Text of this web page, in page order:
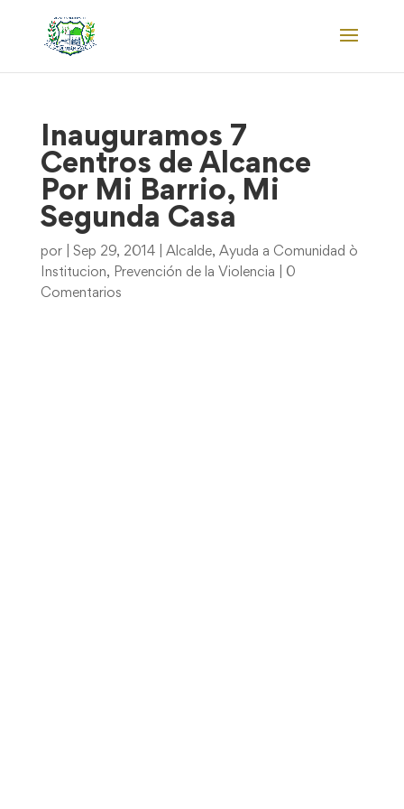
Inauguramos 7
Centros de Alcance
Por Mi Barrio, Mi
Segunda Casa
por Sep 29, 2014| Alcalde, Ayuda a Comunidad ò
Institucion, Prevención de la Violencia
0
Comentarios